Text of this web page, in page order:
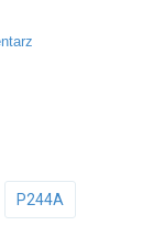
P244A